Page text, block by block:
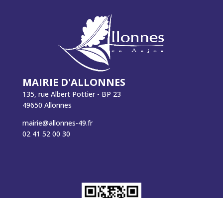
MAIRIE D'ALLONNES
135, rue Albert Pottier - BP 23
49650 Allonnes
mairie@allonnes-49.fr
02 41 52 00 30